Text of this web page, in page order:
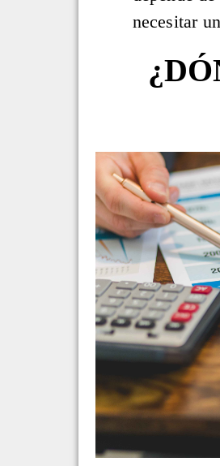
necesitar